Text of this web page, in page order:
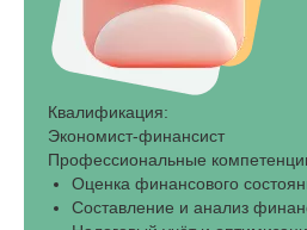
Квалификация:
Экономист-финансист
Профессиональные
Оценка финансового
Составление и анализ